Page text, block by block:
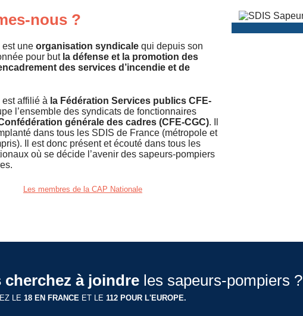
nous ?
une organisation syndicale qui depuis son
pour but la défense et la promotion des
des services d’incendie et de
affilié à la Fédération Services publics CFE-
l’ensemble des syndicats de fonctionnaires
générale des cadres (CFE-CGC). Il
dans tous les SDIS de France (métropole et
Il est donc présent et écouté dans tous les
où se décide l’avenir des sapeurs-pompiers
Les membres de la CAP Nationale
cherchez à joindre les sapeurs-pompiers ?
LE 18 EN FRANCE ET LE 112 POUR L'EUROPE.